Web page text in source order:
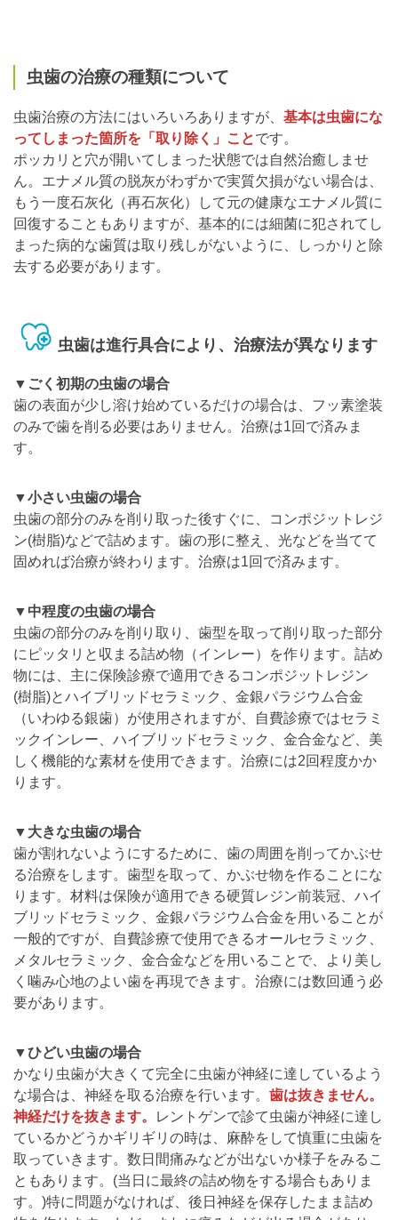
虫歯の治療の種類について
虫歯治療の方法にはいろいろありますが、 基本は虫歯にな
ってしまった箇所を「取り除く」ことです。
ポッカリと穴が開いてしまった状態では自然治癒しませ
ん。エナメル質の脱灰がわずかで実質欠損がない場合は、
もう一度石灰化（再石灰化）して元の健康なエナメル質に
回復することもありますが、基本的には細菌に犯されてし
まった病的な歯質は取り残しがないように、しっかりと除
去する必要があります。
虫歯は進行具合により、治療法が異なります
▼ごく初期の虫歯の場合
歯の表面が少し溶け始めているだけの場合は、フッ素塗装
のみで歯を削る必要はありません。治療は1回で済みま
す。
▼小さい虫歯の場合
虫歯の部分のみを削り取った後すぐに、コンポジットレジ
ン(樹脂)などで詰めます。歯の形に整え、光などを当てて
固めれば治療が終わります。治療は1回で済みます。
▼中程度の虫歯の場合
虫歯の部分のみを削り取り、歯型を取って削り取った部分
にピッタリと収まる詰め物（インレー）を作ります。詰め
物には、主に保険診療で適用できるコンポジットレジン
(樹脂)とハイブリッドセラミック、金銀パラジウム合金
（いわゆる銀歯）が使用されますが、自費診療ではセラミ
ックインレー、ハイブリッドセラミック、金合金など、美
しく機能的な素材を使用できます。治療には2回程度かか
ります。
▼大きな虫歯の場合
歯が割れないようにするために、歯の周囲を削ってかぶせ
る治療をします。歯型を取って、かぶせ物を作ることにな
ります。材料は保険が適用できる硬質レジン前装冠、ハイ
ブリッドセラミック、金銀パラジウム合金を用いることが
一般的ですが、自費診療で使用できるオールセラミック、
メタルセラミック、金合金などを用いることで、より美し
く噛み心地のよい歯を再現できます。治療には数回通う必
要があります。
▼ひどい虫歯の場合
かなり虫歯が大きくて完全に虫歯が神経に達しているよう
な場合は、神経を取る治療を行います。 歯は抜きません。
神経だけを抜きます。
レントゲンで診て虫歯が神経に達し
ているかどうかギリギリの時は、麻酔をして慎重に虫歯を
取っていきます。数日間痛みなどが出ないか様子をみるこ
ともあります。(当日に最終の詰め物をする場合もありま
す。)特に問題がなければ、後日神経を保存したまま詰め